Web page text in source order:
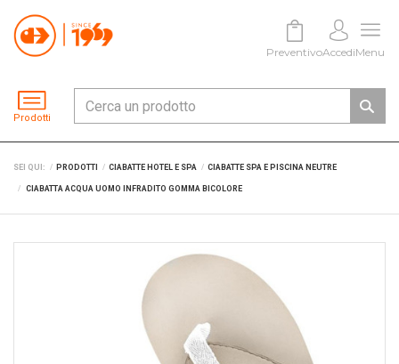
Prodotti
PreventivoAccediMenu
SEI QUI: PRODOTTI CIABATTE HOTEL E SPA CIABATTE SPA E PISCINA NEUTRE
CIABATTA ACQUA UOMO INFRADITO GOMMA BICOLORE